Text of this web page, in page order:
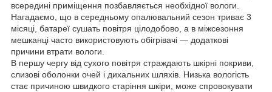
всередині приміщення позбавляється необхідної вологи.
Нагадаємо, що в середньому опалювальний сезон триває 3
місяці, батареї сушать повітря цілодобово, а в міжсезоння
мешканці часто використовують обігрівачі — додаткові
причини втрати вологи.
В першу чергу від сухого повітря страждають шкірні покриви,
слизові оболонки очей і дихальних шляхів. Низька вологість
стає причиною швидкого старіння шкіри, може спровокувати